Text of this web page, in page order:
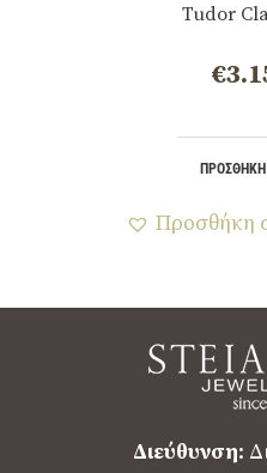
Tudor
€
Προσθήκη
Διεύθυνση: